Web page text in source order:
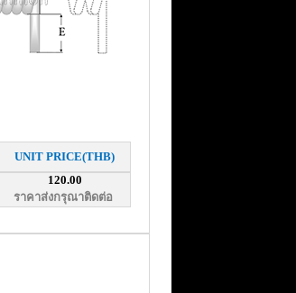
UNIT PRICE(THB)
120.00
ราคาส่งกรุณาติดต่อ